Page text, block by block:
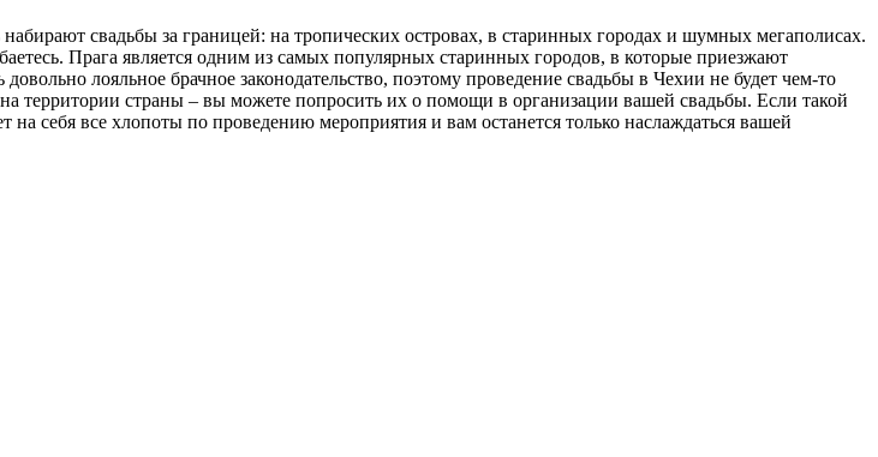
свадьбы за границей: на тропических островах, в старинных городах и шумных мегаполисах.
Прага является одним из самых популярных старинных городов, в которые приезжают
лояльное брачное законодательство, поэтому проведение свадьбы в Чехии не будет чем-то
страны – вы можете попросить их о помощи в организации вашей свадьбы. Если такой
себя все хлопоты по проведению мероприятия и вам останется только наслаждаться вашей